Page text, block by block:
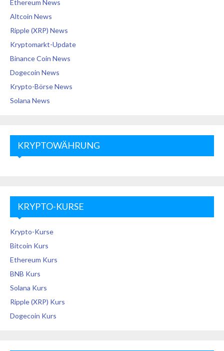
Ethereum News
Altcoin News
Ripple (XRP) News
Kryptomarkt-Update
Binance Coin News
Dogecoin News
Krypto-Börse News
Solana News
KRYPTOWÄHRUNG
KRYPTO-KURSE
Krypto-Kurse
Bitcoin Kurs
Ethereum Kurs
BNB Kurs
Solana Kurs
Ripple (XRP) Kurs
Dogecoin Kurs